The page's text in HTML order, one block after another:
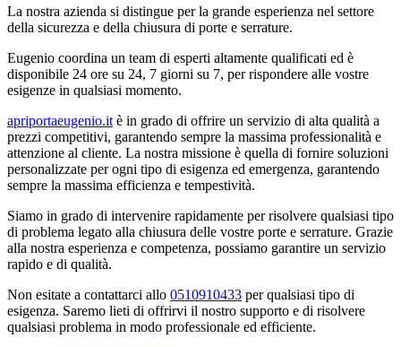
La nostra azienda si distingue per la grande esperienza nel settore
della sicurezza e della chiusura di porte e serrature.
Eugenio coordina un team di esperti altamente qualificati ed è
disponibile 24 ore su 24, 7 giorni su 7, per rispondere alle vostre
esigenze in qualsiasi momento.
apriportaeugenio.it è in grado di offrire un servizio di alta qualità a
prezzi competitivi, garantendo sempre la massima professionalità e
attenzione al cliente. La nostra missione è quella di fornire soluzioni
personalizzate per ogni tipo di esigenza ed emergenza, garantendo
sempre la massima efficienza e tempestività.
Siamo in grado di intervenire rapidamente per risolvere qualsiasi tipo
di problema legato alla chiusura delle vostre porte e serrature. Grazie
alla nostra esperienza e competenza, possiamo garantire un servizio
rapido e di qualità.
Non esitate a contattarci allo 0510910433 per qualsiasi tipo di
esigenza. Saremo lieti di offrirvi il nostro supporto e di risolvere
qualsiasi problema in modo professionale ed efficiente.